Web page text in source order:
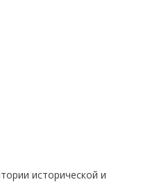
исторической и